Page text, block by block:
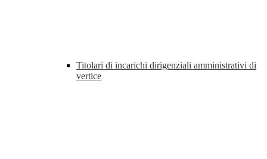
Titolari di incarichi dirigenziali amministrativi di
vertice